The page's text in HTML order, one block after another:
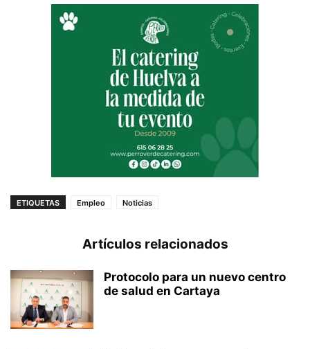
ETIQUETAS Empleo Noticias
Artículos relacionados
Protocolo para un nuevo centro
de salud en Cartaya